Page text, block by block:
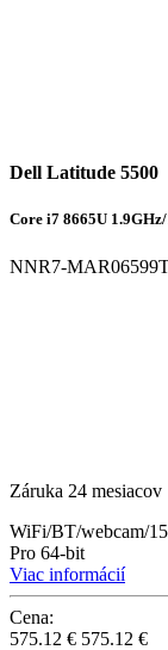
Dell Latitude 5500
Core i7 8665U
NNR7-
Záruka 24 mesiacov
WiFi/BT/webcam/
Pro 64-bit
Viac informácií
Cena:
575.12 € 575.12 €